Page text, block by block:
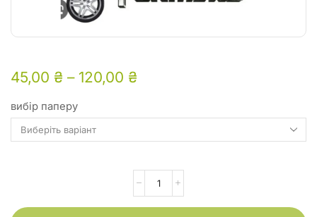
45,00 ₴ – 120,00 ₴
вибір паперу